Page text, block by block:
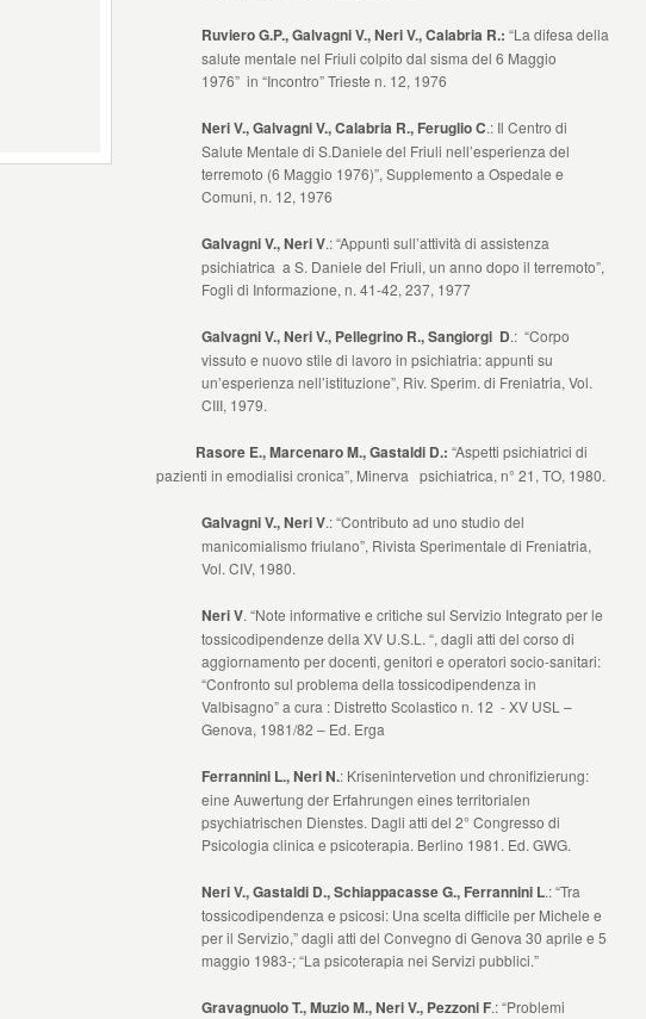
Ruviero G.P., Galvagni V., Neri V., Calabria R.: “La difesa della
salute mentale nel Friuli colpito dal sisma del 6 Maggio
1976” in “Incontro” Trieste n. 12, 1976
Neri V., Galvagni V., Calabria R., Feruglio C.: Il Centro di
Salute Mentale di S.Daniele del Friuli nell’esperienza del
terremoto (6 Maggio 1976)”, Supplemento a Ospedale e
Comuni, n. 12, 1976
Galvagni V., Neri V.: “Appunti sull’attività di assistenza
psichiatrica a S. Daniele del Friuli, un anno dopo il terremoto”,
Fogli di Informazione, n. 41-42, 237, 1977
Galvagni V., Neri V., Pellegrino R., Sangiorgi D.: “Corpo
vissuto e nuovo stile di lavoro in psichiatria: appunti su
un’esperienza nell’istituzione”, Riv. Sperim. di Freniatria, Vol.
CIII, 1979.
Rasore E., Marcenaro M., Gastaldi D.: “Aspetti psichiatrici di
pazienti in emodialisi cronica”, Minerva psichiatrica, n° 21, TO, 1980.
Galvagni V., Neri V.: “Contributo ad uno studio del
manicomialismo friulano”, Rivista Sperimentale di Freniatria,
Vol. CIV, 1980.
Neri V. “Note informative e critiche sul Servizio Integrato per le
tossicodipendenze della XV U.S.L. “, dagli atti del corso di
aggiornamento per docenti, genitori e operatori socio-sanitari:
“Confronto sul problema della tossicodipendenza in
Valbisagno” a cura : Distretto Scolastico n. 12 - XV USL –
Genova, 1981/82 – Ed. Erga
Ferrannini L., Neri N.: Krisenintervetion und chronifizierung:
eine Auwertung der Erfahrungen eines territorialen
psychiatrischen Dienstes. Dagli atti del 2° Congresso di
Psicologia clinica e psicoterapia. Berlino 1981. Ed. GWG.
Neri V., Gastaldi D., Schiappacasse G., Ferrannini L.: “Tra
tossicodipendenza e psicosi: Una scelta difficile per Michele e
per il Servizio,” dagli atti del Convegno di Genova 30 aprile e 5
maggio 1983-; “La psicoterapia nei Servizi pubblici.”
Gravagnuolo T., Muzio M., Neri V., Pezzoni F.: “Problemi